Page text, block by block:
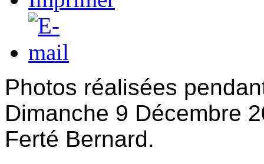
Photos réalisées
Dimanche 9 Décembre
Ferté Bernard.